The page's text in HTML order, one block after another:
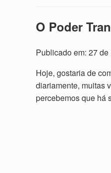
O Poder
Publicado em: 27
Hoje, gostaria de
diariamente, muitas
percebemos que há